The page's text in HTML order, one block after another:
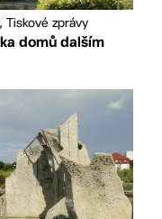
Tiskové zprávy
domů dalším